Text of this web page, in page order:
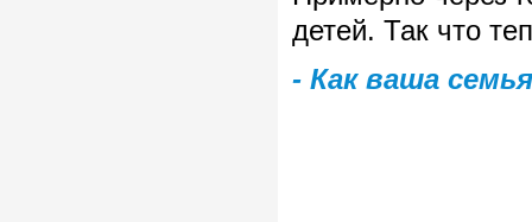
детей. Так что
- Как ваша